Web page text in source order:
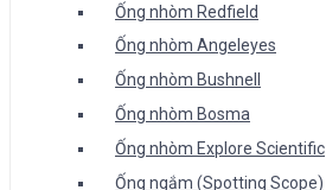
Ống nhòm Redfield
Ống nhòm Angeleyes
Ống nhòm Bushnell
Ống nhòm Bosma
Ống nhòm Explore Scientific
Ống ngắm (Spotting Scope)